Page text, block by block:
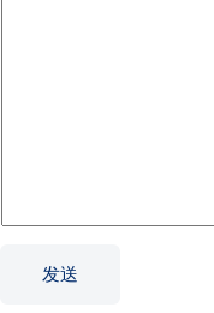
发送